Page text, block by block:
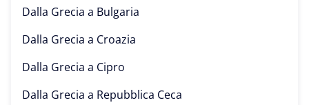
Dalla Grecia a Bulgaria
Dalla Grecia a Croazia
Dalla Grecia a Cipro
Dalla Grecia a Repubblica Ceca